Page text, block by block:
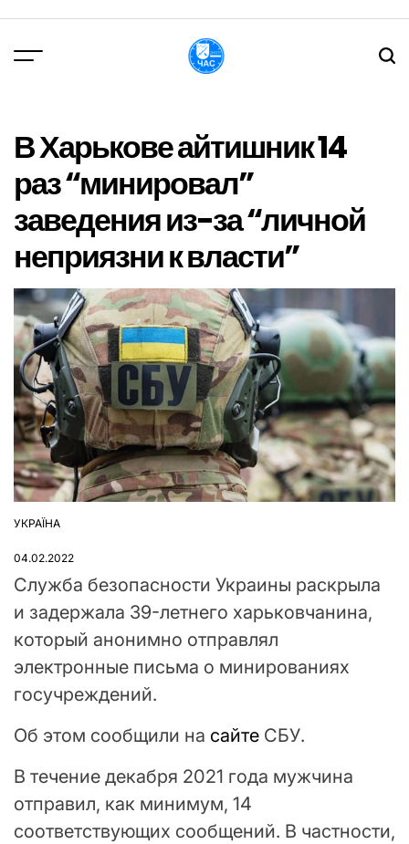
вмісту
В Харькове айтишник 14
раз “минировал”
заведения из-за “личной
неприязни к власти”
ОПУБЛІКУВАТИ
УКРАЇНА
04.02.2022
Служба безопасности Украины раскрыла
и задержала 39-летнего харьковчанина,
который анонимно отправлял
электронные письма о минированиях
госучреждений.
Об этом сообщили на сайте СБУ.
В течение декабря 2021 года мужчина
отправил, как минимум, 14
соответствующих сообщений. В частности,